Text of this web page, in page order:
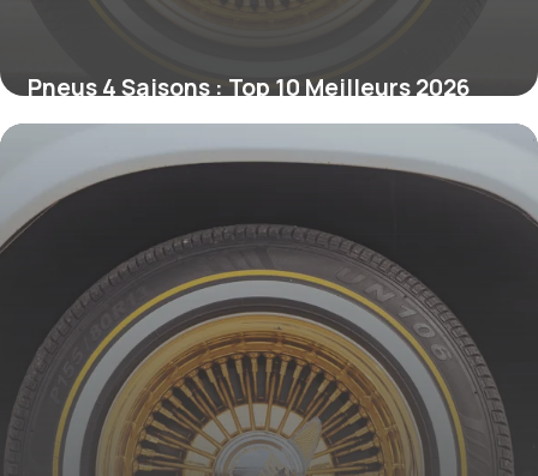
Pneus 4 Saisons : Top 10 Meilleurs 2026
11 juin 2026